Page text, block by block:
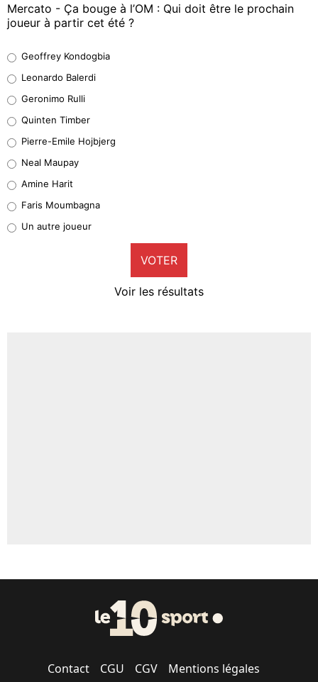
Mercato - Ça bouge à l’OM : Qui doit être le prochain
joueur à partir cet été ?
38%
32%
5%
1%
9%
Geoffrey Kondogbia
Leonardo Balerdi
Geronimo Rulli
Quinten Timber
Pierre-Emile Hojbjerg
Neal Maupay
Amine Harit
Faris Moumbagna
Un autre joueur
VOTER
Voir les résultats
Contact CGU CGV Mentions légales